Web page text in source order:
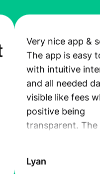
Very nice app &
The app is easy
with intuitive
and all needed
visible like fees
positive being
transparent. The
the exchange
Lyan